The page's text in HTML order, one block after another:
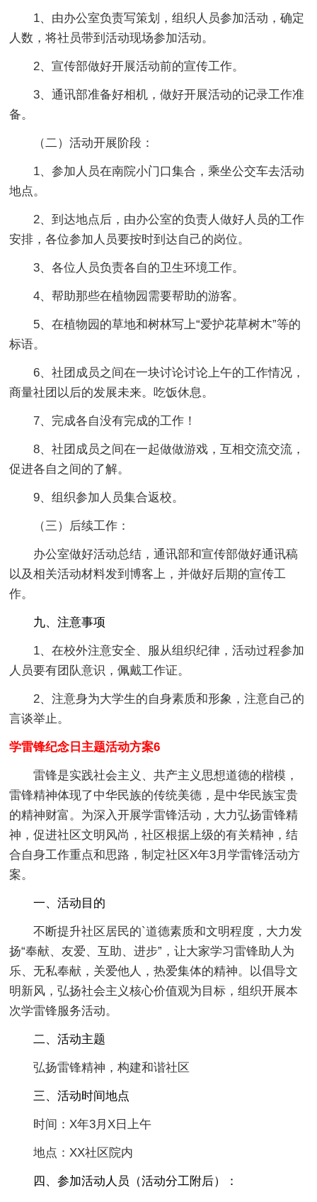
1、由办公室负责写策划，组织人员参加活动，确定
人数，将社员带到活动现场参加活动。
2、宣传部做好开展活动前的宣传工作。
3、通讯部准备好相机，做好开展活动的记录工作准
备。
（二）活动开展阶段：
1、参加人员在南院小门口集合，乘坐公交车去活动
地点。
2、到达地点后，由办公室的负责人做好人员的工作
安排，各位参加人员要按时到达自己的岗位。
3、各位人员负责各自的卫生环境工作。
4、帮助那些在植物园需要帮助的游客。
5、在植物园的草地和树林写上“爱护花草树木”等的
标语。
6、社团成员之间在一块讨论讨论上午的工作情况，
商量社团以后的发展未来。吃饭休息。
7、完成各自没有完成的工作！
8、社团成员之间在一起做做游戏，互相交流交流，
促进各自之间的了解。
9、组织参加人员集合返校。
（三）后续工作：
办公室做好活动总结，通讯部和宣传部做好通讯稿
以及相关活动材料发到博客上，并做好后期的宣传工
作。
九、注意事项
1、在校外注意安全、服从组织纪律，活动过程参加
人员要有团队意识，佩戴工作证。
2、注意身为大学生的自身素质和形象，注意自己的
言谈举止。
学雷锋纪念日主题活动方案6
雷锋是实践社会主义、共产主义思想道德的楷模，
雷锋精神体现了中华民族的传统美德，是中华民族宝贵
的精神财富。为深入开展学雷锋活动，大力弘扬雷锋精
神，促进社区文明风尚，社区根据上级的有关精神，结
合自身工作重点和思路，制定社区X年3月学雷锋活动方
案。
一、活动目的
不断提升社区居民的`道德素质和文明程度，大力发
扬“奉献、友爱、互助、进步”，让大家学习雷锋助人为
乐、无私奉献，关爱他人，热爱集体的精神。以倡导文
明新风，弘扬社会主义核心价值观为目标，组织开展本
次学雷锋服务活动。
二、活动主题
弘扬雷锋精神，构建和谐社区
三、活动时间地点
时间：X年3月X日上午
地点：XX社区院内
四、参加活动人员（活动分工附后）：